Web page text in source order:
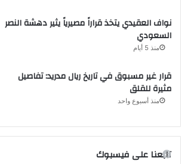
نواف العقيدي يتخذ قراراً مصيرياً يثير دهشة النصر
السعودي
منذ 5 أيام
قرار غير مسبوق في تاريخ ريال مدريد: تفاصيل
مثيرة للقلق
منذ أسبوع واحد
تابعنا على فيسبوك